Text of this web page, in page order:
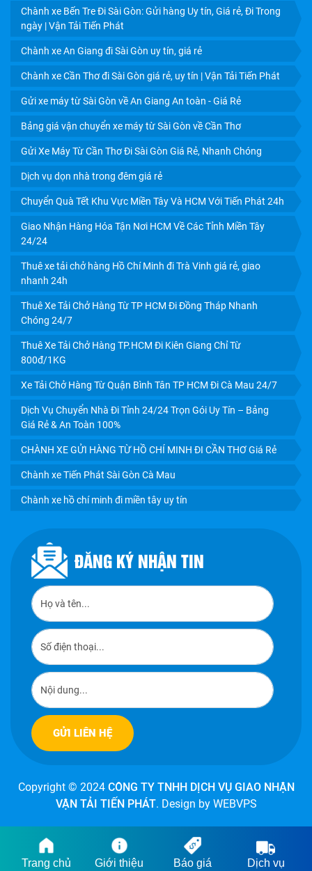
GIÁ RẺ
CHÀNH XE GỬI HÀNG CẦN THƠ - AN GIANG GIÁ RẺ, GIAO
TRONG NGÀY
Chành xe Bến Tre Đi Sài Gòn: Gửi hàng Uy tín, Giá rẻ, Đi Trong
ngày | Vận Tải Tiến Phát
Chành xe An Giang đi Sài Gòn uy tín, giá rẻ
Chành xe Cần Thơ đi Sài Gòn giá rẻ, uy tín | Vận Tải Tiến Phát
Gửi xe máy từ Sài Gòn về An Giang An toàn - Giá Rẻ
Bảng giá vận chuyển xe máy từ Sài Gòn về Cần Thơ
Gửi Xe Máy Từ Cần Thơ Đi Sài Gòn Giá Rẻ, Nhanh Chóng
Dịch vụ dọn nhà trong đêm giá rẻ
Chuyển Quà Tết Khu Vực Miền Tây Và HCM Với Tiến Phát 24h
Giao Nhận Hàng Hóa Tận Nơi HCM Về Các Tỉnh Miền Tây
24/24
Thuê xe tải chở hàng Hồ Chí Minh đi Trà Vinh giá rẻ, giao
nhanh 24h
Thuê Xe Tải Chở Hàng Từ TP HCM Đi Đồng Tháp Nhanh
Chóng 24/7
Thuê Xe Tải Chở Hàng TP.HCM Đi Kiên Giang Chỉ Từ
800đ/1KG
Xe Tải Chở Hàng Từ Quận Bình Tân TP HCM Đi Cà Mau 24/7
Dịch Vụ Chuyển Nhà Đi Tỉnh 24/24 Trọn Gói Uy Tín – Bảng
Giá Rẻ & An Toàn 100%
CHÀNH XE GỬI HÀNG TỪ HỒ CHÍ MINH ĐI CẦN THƠ Giá Rẻ
Chành xe Tiến Phát Sài Gòn Cà Mau
Chành xe hồ chí minh đi miền tây uy tín
ĐĂNG KÝ NHẬN TIN
Copyright © 2024 CÔNG TY TNHH DỊCH VỤ GIAO NHẬN
VẬN TẢI TIẾN PHÁT. Design by WEBVPS
Trang chủ Giới thiệu Báo giá Dịch vụ